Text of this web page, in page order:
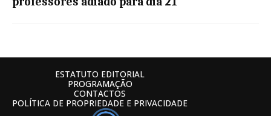
ESTATUTO EDITORIAL
PROGRAMAÇÃO
CONTACTOS
POLÍTICA DE PROPRIEDADE E PRIVACIDADE